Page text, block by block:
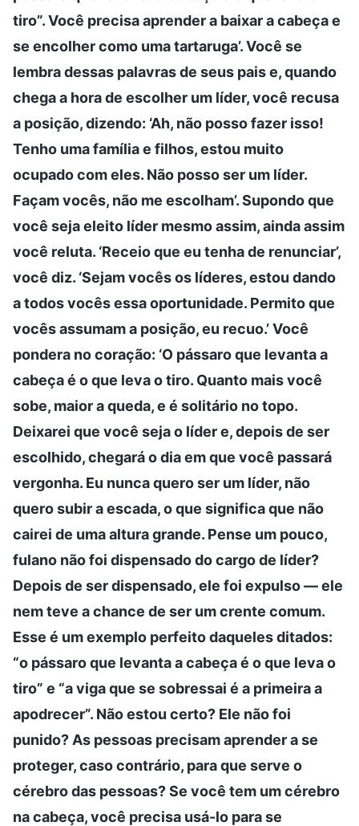
tiro”. Você precisa aprender a baixar a cabeça e
se encolher como uma tartaruga’. Você se
lembra dessas palavras de seus pais e, quando
chega a hora de escolher um líder, você recusa
a posição, dizendo: ‘Ah, não posso fazer isso!
Tenho uma família e filhos, estou muito
ocupado com eles. Não posso ser um líder.
Façam vocês, não me escolham’. Supondo que
você seja eleito líder mesmo assim, ainda assim
você reluta. ‘Receio que eu tenha de renunciar’,
você diz. ‘Sejam vocês os líderes, estou dando
a todos vocês essa oportunidade. Permito que
vocês assumam a posição, eu recuo.’ Você
pondera no coração: ‘O pássaro que levanta a
cabeça é o que leva o tiro. Quanto mais você
sobe, maior a queda, e é solitário no topo.
Deixarei que você seja o líder e, depois de ser
escolhido, chegará o dia em que você passará
vergonha. Eu nunca quero ser um líder, não
quero subir a escada, o que significa que não
cairei de uma altura grande. Pense um pouco,
fulano não foi dispensado do cargo de líder?
Depois de ser dispensado, ele foi expulso — ele
nem teve a chance de ser um crente comum.
Esse é um exemplo perfeito daqueles ditados:
“o pássaro que levanta a cabeça é o que leva o
tiro” e “a viga que se sobressai é a primeira a
apodrecer”. Não estou certo? Ele não foi
punido? As pessoas precisam aprender a se
proteger, caso contrário, para que serve o
cérebro das pessoas? Se você tem um cérebro
na cabeça, você precisa usá-lo para se